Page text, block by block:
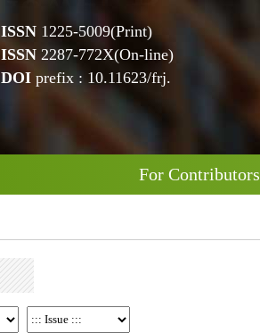
ISSN 1225-5009(Print)
ISSN 2287-772X(On-line)
DOI prefix : 10.11623/frj.
For Contributors